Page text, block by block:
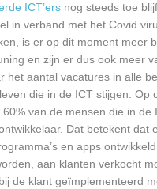
ICT’ers nog steeds toe
in verband met het Covid
is er op dit moment meer
en zijn er dus ook meer
het aantal vacatures in alle
die in de ICT stijgen. Op
van de mensen die in de
Dat betekent dat
en apps
aan klanten verkocht
de klant geïmplementeerd